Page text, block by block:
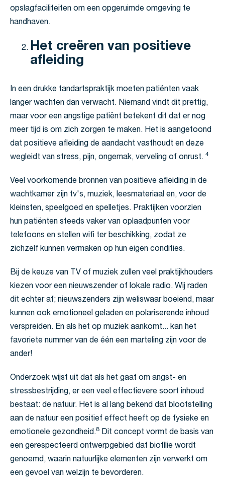
opslagfaciliteiten om een opgeruimde omgeving te
handhaven.
Het creëren van positieve
afleiding
In een drukke tandartspraktijk moeten patiënten vaak
langer wachten dan verwacht. Niemand vindt dit prettig,
maar voor een angstige patiënt betekent dit dat er nog
meer tijd is om zich zorgen te maken. Het is aangetoond
dat positieve afleiding de aandacht vasthoudt en deze
wegleidt van stress, pijn, ongemak, verveling of onrust. 4
Veel voorkomende bronnen van positieve afleiding in de
wachtkamer zijn tv's, muziek, leesmateriaal en, voor de
kleinsten, speelgoed en spelletjes. Praktijken voorzien
hun patiënten steeds vaker van oplaadpunten voor
telefoons en stellen wifi ter beschikking, zodat ze
zichzelf kunnen vermaken op hun eigen condities.
Bij de keuze van TV of muziek zullen veel praktijkhouders
kiezen voor een nieuwszender of lokale radio. Wij raden
dit echter af; nieuwszenders zijn weliswaar boeiend, maar
kunnen ook emotioneel geladen en polariserende inhoud
verspreiden. En als het op muziek aankomt... kan het
favoriete nummer van de één een marteling zijn voor de
ander!
Onderzoek wijst uit dat als het gaat om angst- en
stressbestrijding, er een veel effectievere soort inhoud
bestaat: de natuur. Het is al lang bekend dat blootstelling
aan de natuur een positief effect heeft op de fysieke en
emotionele gezondheid.8 Dit concept vormt de basis van
een gerespecteerd ontwerpgebied dat biofilie wordt
genoemd, waarin natuurlijke elementen zijn verwerkt om
een gevoel van welzijn te bevorderen.